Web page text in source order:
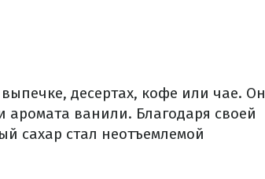
десертах, кофе или чае. Он
аромата ванили. Благодаря своей
сахар стал неотъемлемой